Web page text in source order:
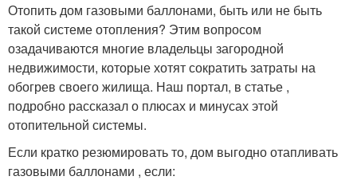
Отопить дом газовыми баллонами, быть или не быть
такой системе отопления? Этим вопросом
озадачиваются многие владельцы загородной
недвижимости, которые хотят сократить затраты на
обогрев своего жилища. Наш портал, в статье ,
подробно рассказал о плюсах и минусах этой
отопительной системы.
Если кратко резюмировать то, дом выгодно отапливать
газовыми баллонами , если: